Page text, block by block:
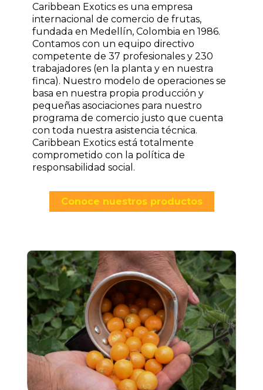
Caribbean Exotics es una empresa
internacional de comercio de frutas,
fundada en Medellín, Colombia en 1986.
Contamos con un equipo directivo
competente de 37 profesionales y 230
trabajadores (en la planta y en nuestra
finca). Nuestro modelo de operaciones se
basa en nuestra propia producción y
pequeñas asociaciones para nuestro
programa de comercio justo que cuenta
con toda nuestra asistencia técnica.
Caribbean Exotics está totalmente
comprometido con la política de
responsabilidad social.
Conoce nuestros productos